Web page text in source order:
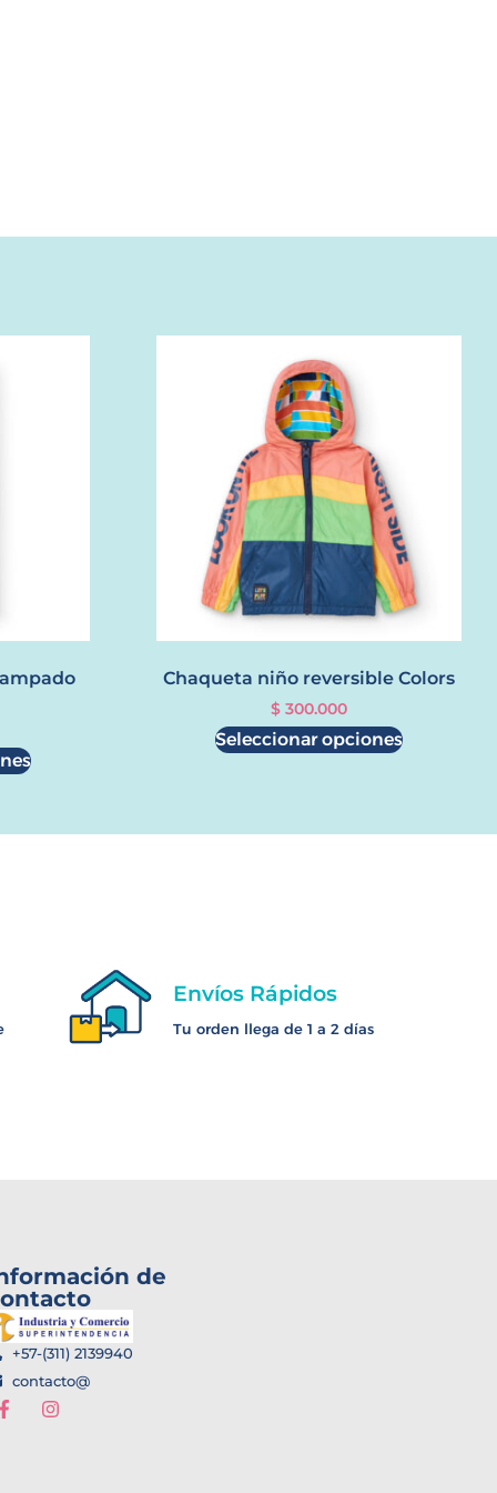
Chaqueta niño reversible Colors
$ 300.000
Seleccionar opciones
Envíos Rápidos
Tu orden llega de 1 a 2 días
de
+57-(311) 2139940
contacto@